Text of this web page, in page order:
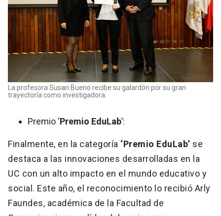
La profesora Susan Bueno recibe su galardón por su gran
trayectoría como investigadora.
Premio ‘Premio EduLab’:
Finalmente, en la categoría ‘Premio EduLab’ se
destaca a las innovaciones desarrolladas en la
UC con un alto impacto en el mundo educativo y
social. Este año, el reconocimiento lo recibió Arly
Faundes, académica de la Facultad de